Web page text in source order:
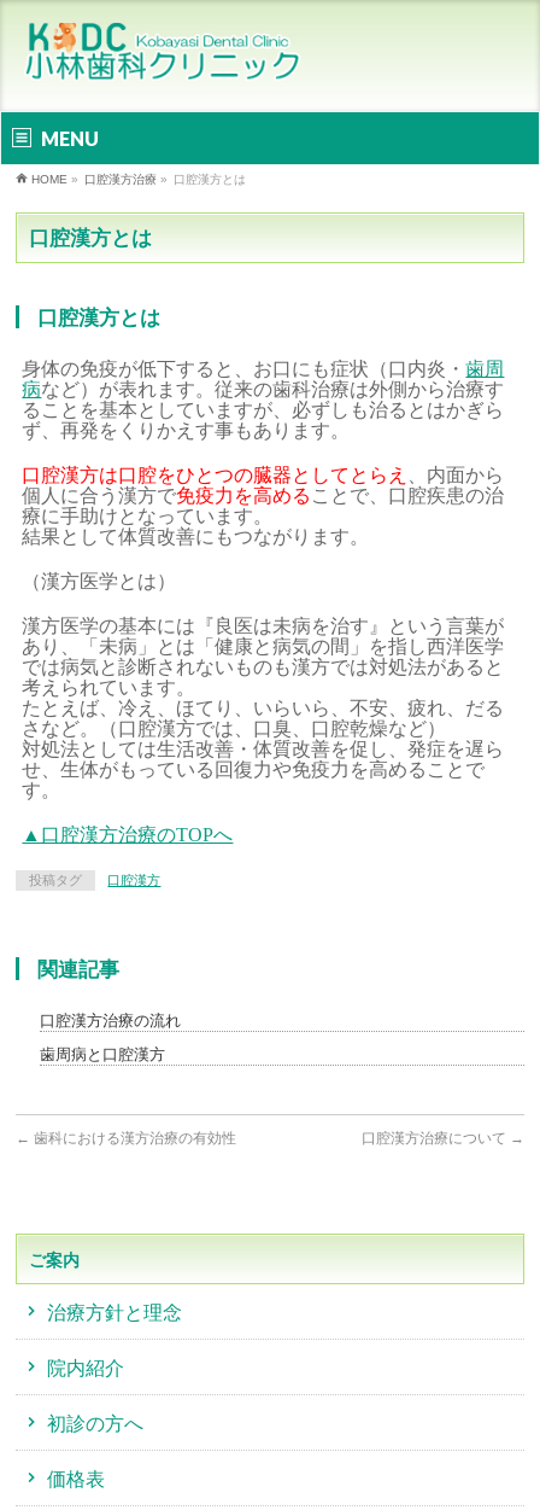
MENU
HOME » 口腔漢方治療 » 口腔漢方とは
口腔漢方とは
口腔漢方とは
身体の免疫が低下すると、お口にも症状（口内炎・歯周
病など）が表れます。従来の歯科治療は外側から治療す
ることを基本としていますが、必ずしも治るとはかぎら
ず、再発をくりかえす事もあります。
口腔漢方は口腔をひとつの臓器としてとらえ
、内面から
個人に合う漢方で免疫力を高める ことで、口腔疾患の治
療に手助けとなっています。
結果として体質改善にもつながります。
（漢方医学とは）
漢方医学の基本には『良医は未病を治す』という言葉が
あり、「未病」とは「健康と病気の間」を指し西洋医学
では病気と診断されないものも漢方では対処法があると
考えられています。
たとえば、冷え、ほてり、いらいら、不安、疲れ、だる
さなど。（口腔漢方では、口臭、口腔乾燥など）
対処法としては生活改善・体質改善を促し、発症を遅ら
せ、生体がもっている回復力や免疫力を高めることで
す。
▲口腔漢方治療のTOPへ
投稿タグ 口腔漢方
関連記事
口腔漢方治療の流れ
歯周病と口腔漢方
← 歯科における漢方治療の有効性 口腔漢方治療について →
ご案内
治療方針と理念
院内紹介
初診の方へ
価格表